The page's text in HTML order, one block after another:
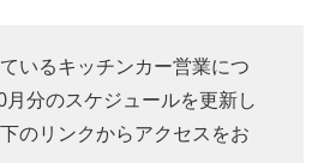
いるキッチンカー営業につ
分のスケジュールを更新し
のリンクからアクセスをお